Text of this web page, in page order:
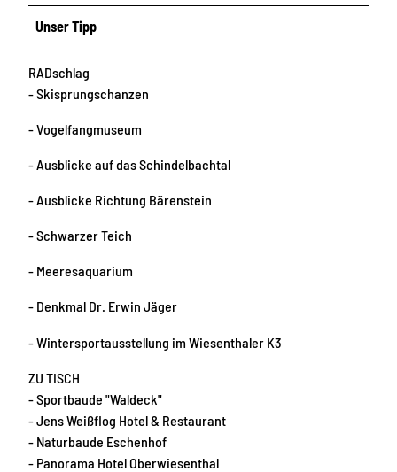
Unser Tipp
RADschlag
- Skisprungschanzen
- Vogelfangmuseum
- Ausblicke auf das Schindelbachtal
- Ausblicke Richtung Bärenstein
- Schwarzer Teich
- Meeresaquarium
- Denkmal Dr. Erwin Jäger
- Wintersportausstellung im Wiesenthaler K3
ZU TISCH
- Sportbaude "Waldeck"
- Jens Weißflog Hotel & Restaurant
- Naturbaude Eschenhof
- Panorama Hotel Oberwiesenthal